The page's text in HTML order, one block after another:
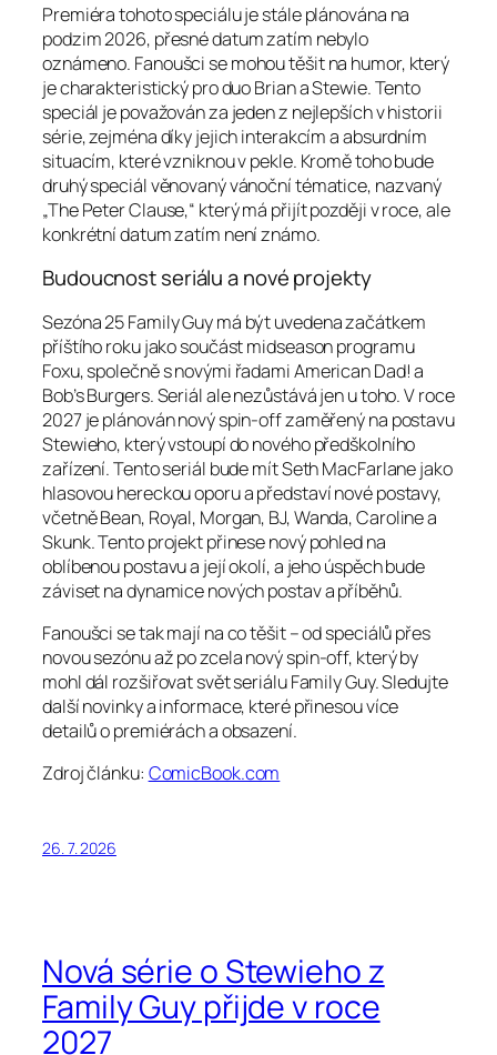
Premiéra tohoto speciálu je stále plánována na
podzim 2026, přesné datum zatím nebylo
oznámeno. Fanoušci se mohou těšit na humor, který
je charakteristický pro duo Brian a Stewie. Tento
speciál je považován za jeden z nejlepších v historii
série, zejména díky jejich interakcím a absurdním
situacím, které vzniknou v pekle. Kromě toho bude
druhý speciál věnovaný vánoční tématice, nazvaný
„The Peter Clause,“ který má přijít později v roce, ale
konkrétní datum zatím není známo.
Budoucnost seriálu a nové projekty
Sezóna 25 Family Guy má být uvedena začátkem
příštího roku jako součást midseason programu
Foxu, společně s novými řadami American Dad! a
Bob’s Burgers. Seriál ale nezůstává jen u toho. V roce
2027 je plánován nový spin-off zaměřený na postavu
Stewieho, který vstoupí do nového předškolního
zařízení. Tento seriál bude mít Seth MacFarlane jako
hlasovou hereckou oporu a představí nové postavy,
včetně Bean, Royal, Morgan, BJ, Wanda, Caroline a
Skunk. Tento projekt přinese nový pohled na
oblíbenou postavu a její okolí, a jeho úspěch bude
záviset na dynamice nových postav a příběhů.
Fanoušci se tak mají na co těšit – od speciálů přes
novou sezónu až po zcela nový spin-off, který by
mohl dál rozšiřovat svět seriálu Family Guy. Sledujte
další novinky a informace, které přinesou více
detailů o premiérách a obsazení.
Zdroj článku: ComicBook.com
26. 7. 2026
Nová série o Stewieho z
Family Guy přijde v roce
2027